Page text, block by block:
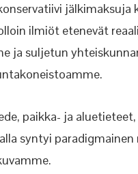
jälkimaksuja
ilmiöt etenevät
ja suljetun
paikka- ja
syntyi